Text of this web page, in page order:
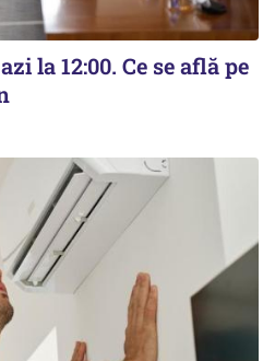
la 12:00. Ce se află pe